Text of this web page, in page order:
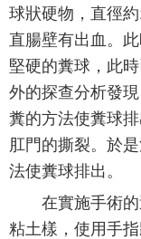
球狀硬物，直徑
直腸壁有出血。
堅硬的糞球，此
外的探查分析發
糞的方法使糞球
肛門的撕裂。於
法使糞球排出。
在實施手術
粘土樣，使用手